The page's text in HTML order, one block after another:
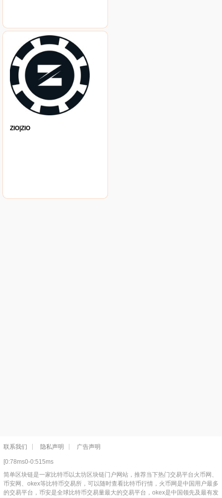
ZIO|ZIO
联系我们 隐私声明 广告声明
[0:78ms0-0:515ms
简单区块链是一家比特币以太坊区块链门户网站，推荐当下热门交易平台火币网、
币安网、okex等比特币交易所，可以随时查看比特币行情，火币网是中国用户最多
的交易平台，币安是全球比特币交易量最大的交易平台，okex是中国领先及最有发